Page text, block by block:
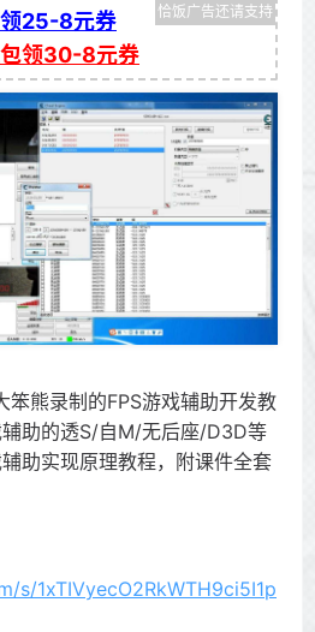
25-8元券
领30-8元券
笨熊录制的FPS游戏辅助开发教
助的透S/自M/无后座/D3D等
助实现原理教程，附课件全套
s/1xTIVyecO2RkWTH9ci5I1p